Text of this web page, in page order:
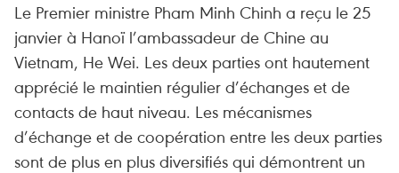
Le Premier ministre Pham Minh Chinh a reçu le 25
janvier à Hanoï l’ambassadeur de Chine au
Vietnam, He Wei. Les deux parties ont hautement
apprécié le maintien régulier d’échanges et de
contacts de haut niveau. Les mécanismes
d’échange et de coopération entre les deux parties
sont de plus en plus diversifiés qui démontrent un